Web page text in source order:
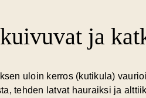
ja
uloin kerros (kutikula)
tehden latvat hauraiksi ja